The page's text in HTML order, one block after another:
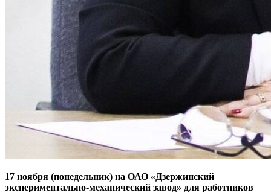
17 ноября (понедельник) на ОАО «Дзержинский
экспериментально-механический завод» для работников